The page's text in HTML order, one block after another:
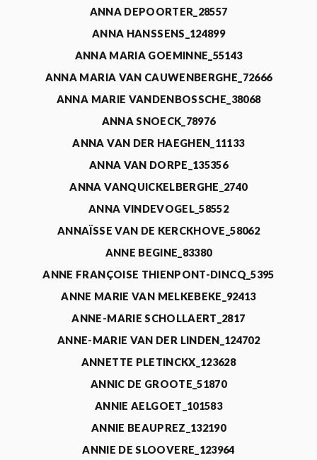
ANNA DEPOORTER_28557
ANNA HANSSENS_124899
ANNA MARIA GOEMINNE_55143
ANNA MARIA VAN CAUWENBERGHE_72666
ANNA MARIE VANDENBOSSCHE_38068
ANNA SNOECK_78976
ANNA VAN DER HAEGHEN_11133
ANNA VAN DORPE_135356
ANNA VANQUICKELBERGHE_2740
ANNA VINDEVOGEL_58552
ANNAÏSSE VAN DE KERCKHOVE_58062
ANNE BEGINE_83380
ANNE FRANÇOISE THIENPONT-DINCQ_5395
ANNE MARIE VAN MELKEBEKE_92413
ANNE-MARIE SCHOLLAERT_2817
ANNE-MARIE VAN DER LINDEN_124702
ANNETTE PLETINCKX_123628
ANNIC DE GROOTE_51870
ANNIE AELGOET_101583
ANNIE BEAUPREZ_132190
ANNIE DE SLOOVERE_123964